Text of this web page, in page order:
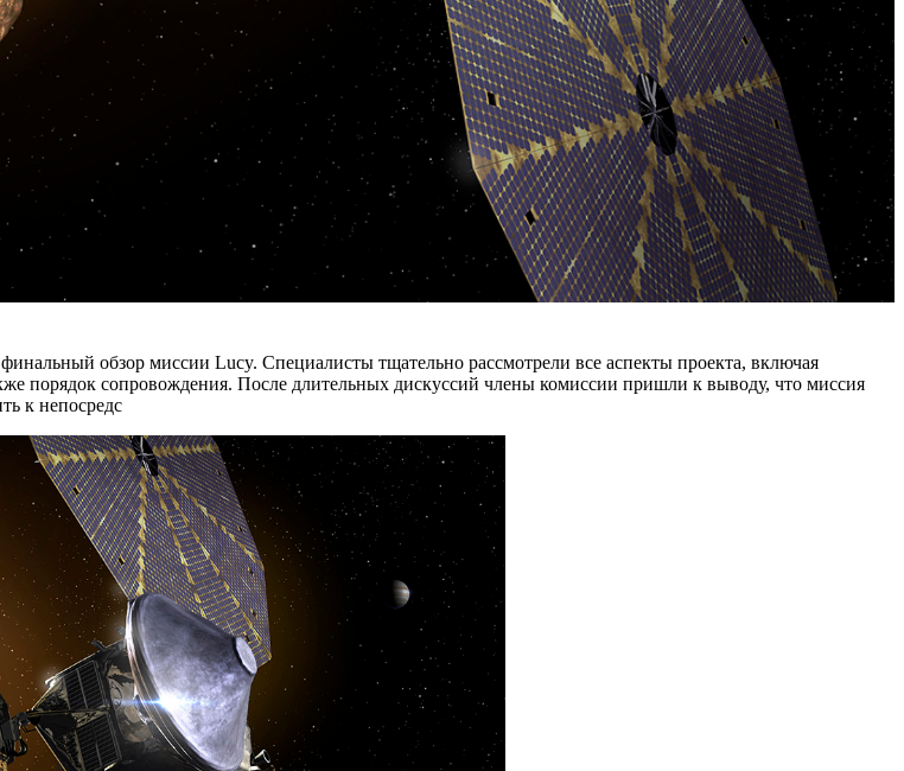
обзор миссии Lucy. Специалисты тщательно рассмотрели все аспекты проекта, включая
порядок сопровождения. После длительных дискуссий члены комиссии пришли к выводу, что миссия
к непосредс